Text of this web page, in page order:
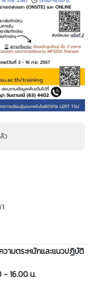
ว
วามตระหนักและแนวปฏิบัติ
- 16.00 น.